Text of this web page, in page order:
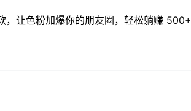
，让色粉加爆你的朋友圈，轻松躺赚 500+